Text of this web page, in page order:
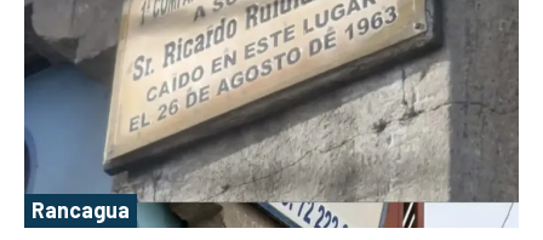
Rancagua